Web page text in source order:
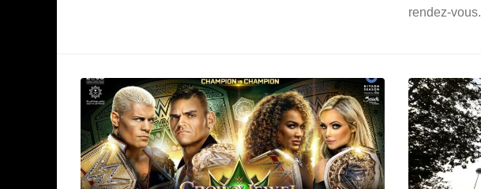
rendez-vous.